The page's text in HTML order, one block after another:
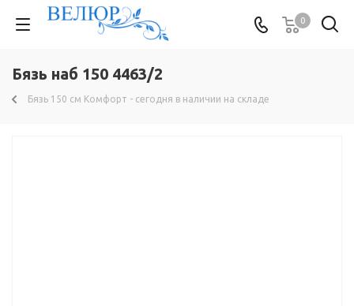
0
Бязь наб 150 4463/2
Бязь 150 см Комфорт - сегодня в наличии на складе